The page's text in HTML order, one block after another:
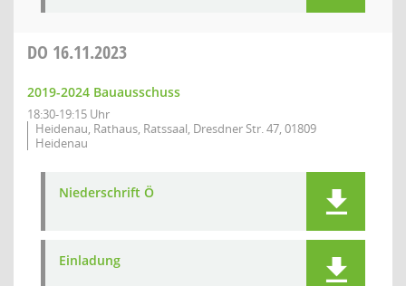
DO 16.11.2023
2019-2024 Bauausschuss
18:30-19:15 Uhr
Heidenau, Rathaus, Ratssaal, Dresdner Str. 47, 01809
Heidenau
Niederschrift Ö
Einladung